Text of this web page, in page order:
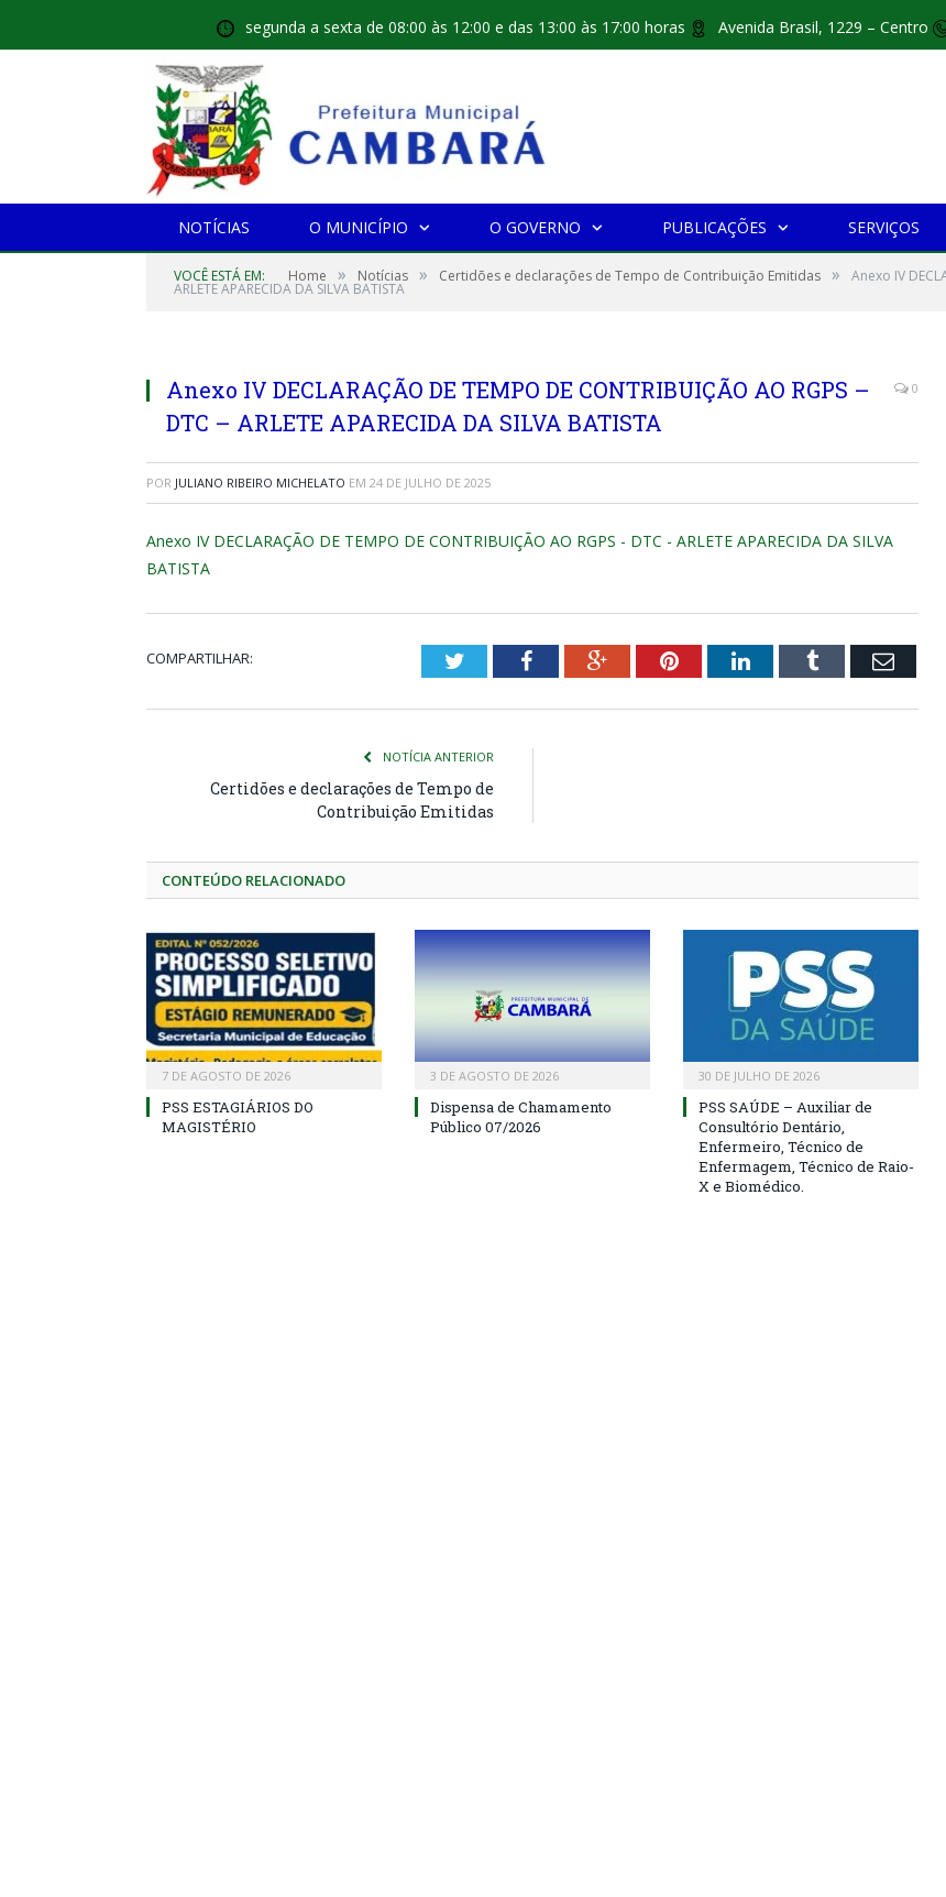
segunda a sexta de 08:00 às 12:00 e das 13:00 às 17:00 horas Avenida Brasil, 1229 – Centro
NOTÍCIAS O MUNICÍPIO O GOVERNO PUBLICAÇÕES SERVIÇOS
VOCÊ ESTÁ EM: Home » Notícias » Certidões e declarações de Tempo de Contribuição Emitidas » Anexo IV
ARLETE APARECIDA DA SILVA BATISTA
Anexo IV DECLARAÇÃO DE TEMPO DE CONTRIBUIÇÃO AO RGPS –
DTC – ARLETE APARECIDA DA SILVA BATISTA
0
POR JULIANO RIBEIRO MICHELATO EM 24 DE JULHO DE 2025
Anexo IV DECLARAÇÃO DE TEMPO DE CONTRIBUIÇÃO AO RGPS - DTC - ARLETE APARECIDA DA SILVA
BATISTA
COMPARTILHAR: TwitterFacebookGoogle+PinterestLinkedInTumblr Email
NOTÍCIA ANTERIOR
Certidões e declarações de Tempo de
Contribuição Emitidas
CONTEÚDO RELACIONADO
7 DE AGOSTO DE 2026
PSS ESTAGIÁRIOS DO
MAGISTÉRIO
3 DE AGOSTO DE 2026
Dispensa de Chamamento
Público 07/2026
30 DE JULHO DE 2026
PSS SAÚDE – Auxiliar de
Consultório Dentário,
Enfermeiro, Técnico de
Enfermagem, Técnico de Raio-
X e Biomédico.